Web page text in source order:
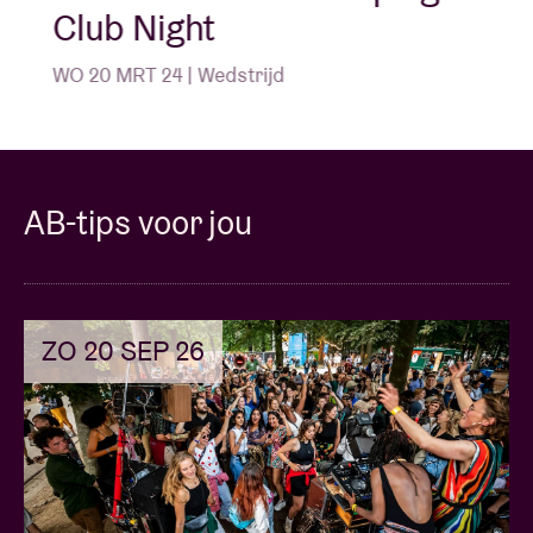
Club Night
WO 20 MRT 24 | Wedstrijd
AB-tips voor jou
ZO 20 SEP 26